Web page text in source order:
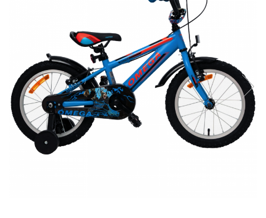
Genti si rucsacuri
Tricouri, pantaloni, bluze
Costume profesionale inot